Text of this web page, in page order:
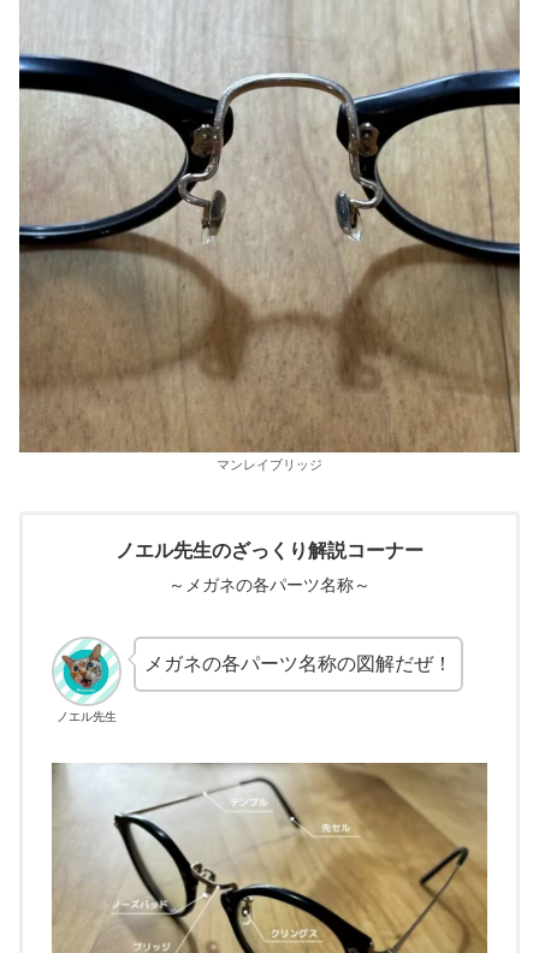
マンレイブリッジ
ノエル先生のざっくり解説コーナー
～メガネの各パーツ名称～
ノエル先生
メガネの各パーツ名称の図解だぜ！